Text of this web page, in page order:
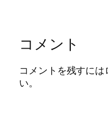
コメント
コメントを残すに
い。